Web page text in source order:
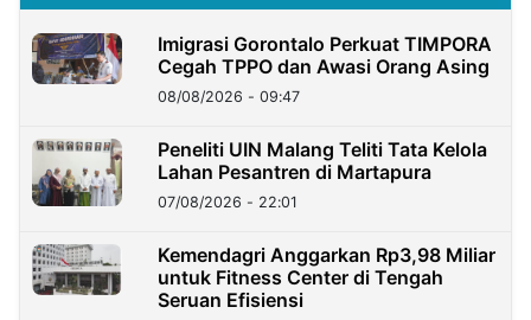
Imigrasi Gorontalo Perkuat TIMPORA
Cegah TPPO dan Awasi Orang Asing
08/08/2026 - 09:47
Peneliti UIN Malang Teliti Tata Kelola
Lahan Pesantren di Martapura
07/08/2026 - 22:01
Kemendagri Anggarkan Rp3,98 Miliar
untuk Fitness Center di Tengah
Seruan Efisiensi